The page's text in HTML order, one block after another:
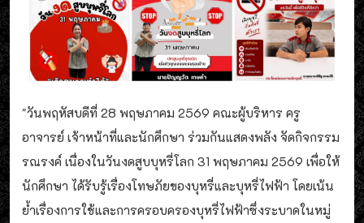
"วันพฤหัสบดีที่ 28 พฤษภาคม 2569 คณะผู้บริหาร ครู
อาจารย์ เจ้าหน้าที่และนักศึกษา ร่วมกันแสดงพลัง จัดกิจกรรม
รณรงค์ เนื่องในวันงดสูบบุหรี่โลก 31 พฤษภาคม 2569 เพื่อให้
นักศึกษา ได้รับรู้เรื่องโทษภัยของบุหรี่และบุหรี่ไฟฟ้า โดยเน้น
ย้ำเรื่องการใช้และการครอบครองบุหรี่ไฟฟ้าซึ่งระบาดในหมู่